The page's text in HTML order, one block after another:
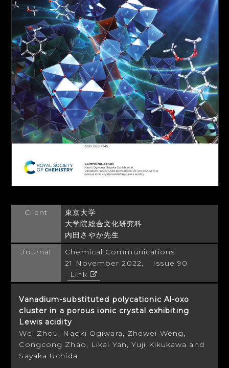
Client
東京大学
大学院総合文化研究科
内田さやか先生
Journal
Chemical Communications
21 November 2022, Issue 90
Link
Vanadium-substituted polycationic Al-oxo
cluster in a porous ionic crystal exhibiting
Lewis acidity
Wei Zhou, Naoki Ogiwara, Zhewei Weng,
Congcong Zhao, Likai Yan, Yuji Kikukawa and
Sayaka Uchida